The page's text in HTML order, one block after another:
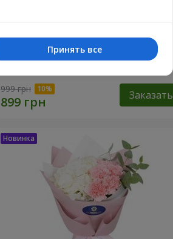
Букет "Белая гортензия"
999 грн Заказать
Принять все